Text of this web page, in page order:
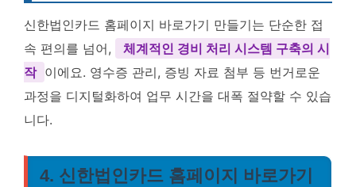
신한법인카드 홈페이지 바로가기 만들기는 단순한 접
속 편의를 넘어,
체계적인 경비 처리 시스템 구축의 시
작 이에요. 영수증 관리, 증빙 자료 첨부 등 번거로운
과정을 디지털화하여 업무 시간을 대폭 절약할 수 있습
니다.
4. 신한법인카드 홈페이지 바로가기